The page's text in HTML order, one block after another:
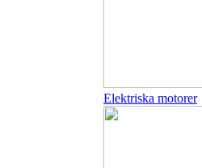
Elektriska motorer